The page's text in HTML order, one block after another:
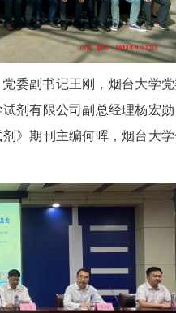
委副书记王刚，烟台大学
剂有限公司副总经理杨宏
》期刊主编何晖，烟台大